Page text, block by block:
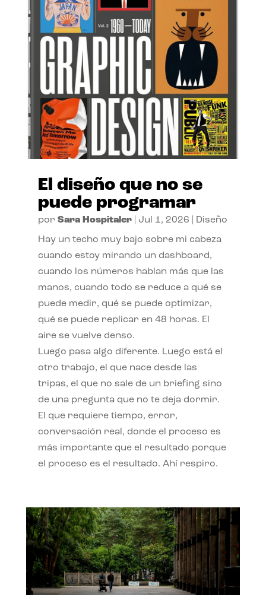
El diseño que no se
puede programar
por Sara Hospitaler| Jul 1, 2026 Diseño
Hay un techo muy bajo sobre mi cabeza
cuando estoy mirando un dashboard,
cuando los números hablan más que las
manos, cuando todo se reduce a qué se
puede medir, qué se puede optimizar,
qué se puede replicar en 48 horas. El
aire se vuelve denso.
Luego pasa algo diferente. Luego está el
otro trabajo, el que nace desde las
tripas, el que no sale de un briefing sino
de una pregunta que no te deja dormir.
El que requiere tiempo, error,
conversación real, donde el proceso es
más importante que el resultado porque
el proceso es el resultado. Ahí respiro.